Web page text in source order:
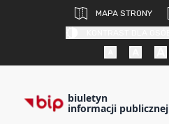
MAPA STRONY
biuletyn
informacji publicznej